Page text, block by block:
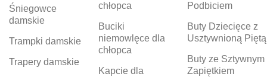
Śniegowce
damskie
Trampki damskie
Trapery damskie
chłopca
Buciki
niemowlęce dla
chłopca
Kapcie dla
Podbiciem
Buty Dziecięce z
Usztywnioną Piętą
Buty ze Sztywnym
Zapiętkiem